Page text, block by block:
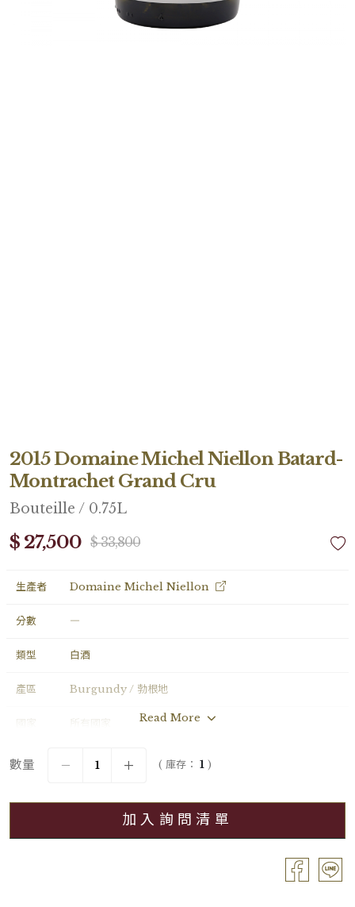
2015 Domaine Michel Niellon Batard-
Montrachet Grand Cru
Bouteille / 0.75L
$ 27,500 $ 33,800
生產者 Domaine Michel Niellon
分數 ―
類型 白酒
產區 Burgundy / 勃根地
國家 所有國家
年份
Grand Cru / 特級園
Read More
數量 ( 庫存： 1 )
加入詢問清單